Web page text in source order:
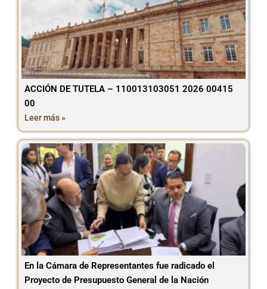
ACCIÓN DE TUTELA – 110013103051 2026 00415
00
Leer más »
En la Cámara de Representantes fue radicado el
Proyecto de Presupuesto General de la Nación